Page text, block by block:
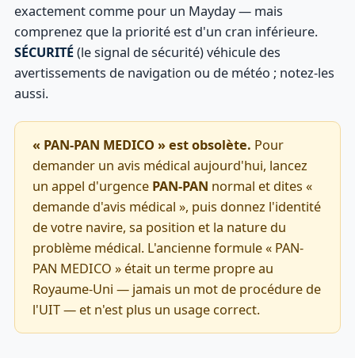
exactement comme pour un Mayday — mais
comprenez que la priorité est d'un cran inférieure.
SÉCURITÉ(le signal de sécurité) véhicule des
avertissements de navigation ou de météo ; notez-les
aussi.
« PAN-PAN MEDICO » est obsolète. Pour
demander un avis médical aujourd'hui, lancez
un appel d'urgence PAN-PAN normal et dites «
demande d'avis médical », puis donnez l'identité
de votre navire, sa position et la nature du
problème médical. L'ancienne formule « PAN-
PAN MEDICO » était un terme propre au
Royaume-Uni — jamais un mot de procédure de
l'UIT — et n'est plus un usage correct.